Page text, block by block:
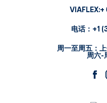
VIAFLEX:+
电话： +1
周一至周五：
周六-